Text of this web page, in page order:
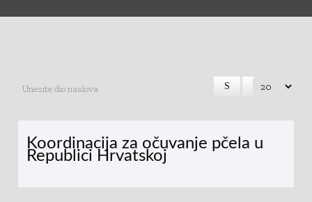
Unesite dio naslova Prikaz #
Koordinacija za očuvanje pčela u
Republici Hrvatskoj